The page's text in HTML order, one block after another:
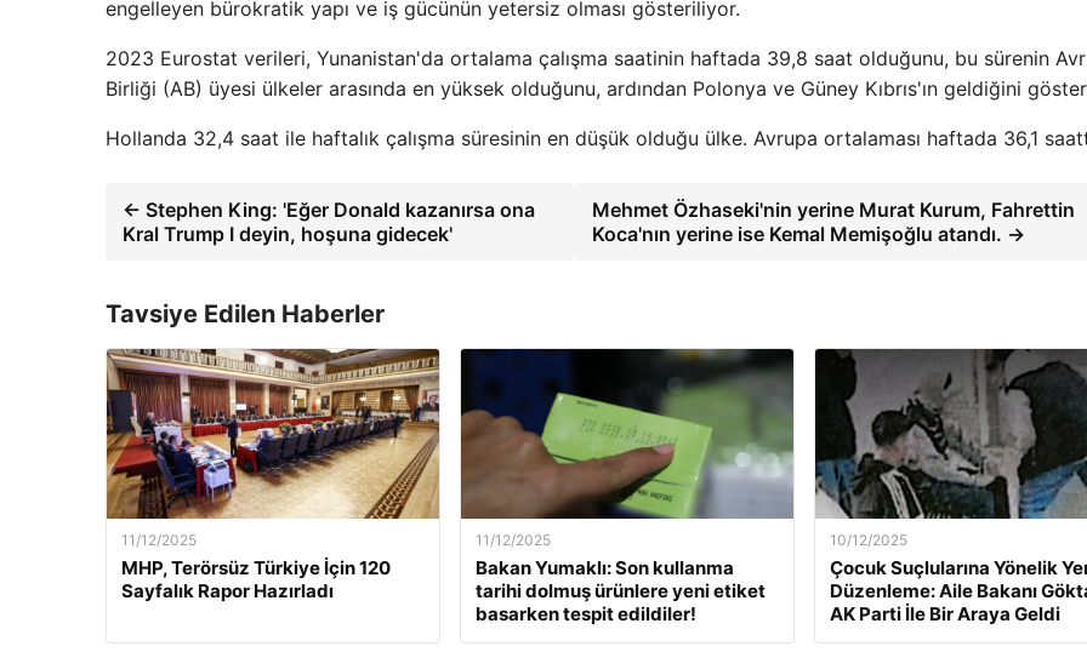
engelleyen bürokratik yapı ve iş gücünün yetersiz olması gösteriliyor.
2023 Eurostat verileri, Yunanistan'da ortalama çalışma saatinin haftada 39,8 saat olduğunu, bu sürenin
Birliği (AB) üyesi ülkeler arasında en yüksek olduğunu, ardından Polonya ve Güney Kıbrıs'ın geldiğini
Hollanda 32,4 saat ile haftalık çalışma süresinin en düşük olduğu ülke. Avrupa ortalaması haftada 36,1
← Stephen King: 'Eğer Donald kazanırsa ona
Kral Trump I deyin, hoşuna gidecek'
Mehmet Özhaseki'nin yerine Murat Kurum, Fahrettin
Koca'nın yerine ise Kemal Memişoğlu atandı. →
Tavsiye Edilen Haberler
11/12/2025
MHP, Terörsüz Türkiye İçin 120
Sayfalık Rapor Hazırladı
11/12/2025
Bakan Yumaklı: Son kullanma
tarihi dolmuş ürünlere yeni etiket
basarken tespit edildiler!
10/12/2025
Çocuk Suçlularına Yönelik
Düzenleme: Aile Bakanı
AK Parti İle Bir Araya Geldi